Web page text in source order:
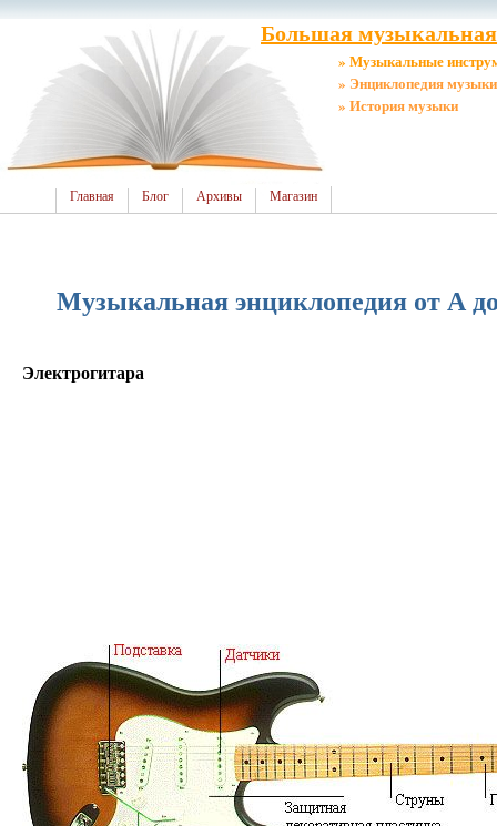
Большая
» Музыкальные
» Энциклопедия музыки
» История музыки
Главная Блог Архивы Магазин
Музыкальная энциклопедия от А
Электрогитара